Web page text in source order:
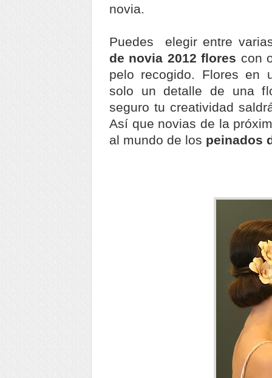
novia.
Puedes elegir entre
de novia 2012 flores con
pelo recogido. Flores en
solo un detalle de una
seguro tu creatividad
Así que novias de la
al mundo de los peinados